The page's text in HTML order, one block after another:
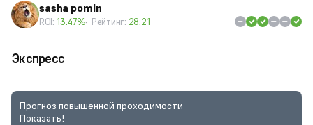
sasha pomin
ROI: 13.47% Рейтинг: 28.21
Экспресс
Прогноз повышенной проходимости
Показать!